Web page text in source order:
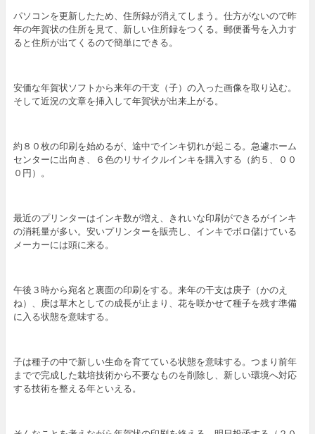
パソコンを更新したため、住所録が消えてしまう。仕方がないので昨
年の年賀状の住所を見て、新しい住所録をつくる。郵便番号を入力す
ると住所が出てくるので簡単にできる。
安価な年賀状ソフトから来年の干支（子）の入った画像を取り込む。
そして近況の文章を挿入して年賀状が出来上がる。
約８０枚の印刷を始めるが、途中でインキ切れが起こる。急遽ホーム
センターに出向き、６色のリサイクルインキを購入する（約５、００
０円）。
最近のプリンターはインキ数が増え、きれいな印刷ができるがインキ
の消耗量が多い。安いプリンターを販売し、インキでボロ儲けている
メーカーには頭に来る。
午後３時から宛名と裏面の印刷をする。来年の干支は庚子（かのえ
ね）、庚は草木としての成長が止まり、花を咲かせて種子を残す準備
に入る状態を意味する。
子は種子の中で新しい生命を育てている状態を意味する。つまり前年
までで完成した栽培技術から不要なものを削除し、新しい環境へ対応
する技術を整える年といえる。